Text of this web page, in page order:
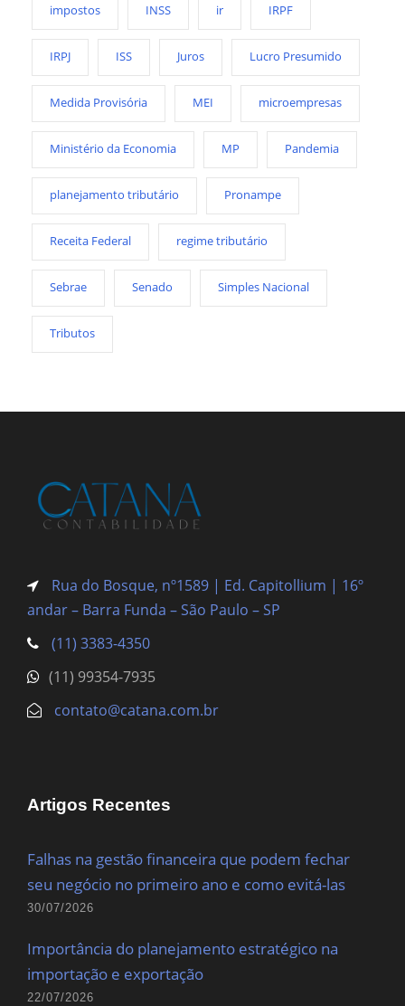
impostos INSS ir IRPF
IRPJ ISS Juros Lucro Presumido
Medida Provisória MEI microempresas
Ministério da Economia MP Pandemia
planejamento tributário Pronampe
Receita Federal regime tributário
Sebrae Senado Simples Nacional
Tributos
Rua do Bosque, nº1589 | Ed. Capitollium | 16º
andar – Barra Funda – São Paulo – SP
(11) 3383-4350
(11) 99354-7935
contato@catana.com.br
Artigos Recentes
Falhas na gestão financeira que podem fechar
seu negócio no primeiro ano e como evitá-las
30/07/2026
Importância do planejamento estratégico na
importação e exportação
22/07/2026